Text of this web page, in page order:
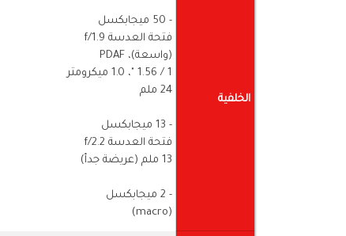
الخلفية
- 50 ميجابكسل
فتحة العدسة f/1.9
(واسعة)، PDAF
1 / ​​1.56 "، 1.0 ميكرومتر
24 ملم
- 13 ميجابكسل
فتحة العدسة f/2.2
13 ملم (عريضة جدأ)
- 2 ميجابكسل
(macro)